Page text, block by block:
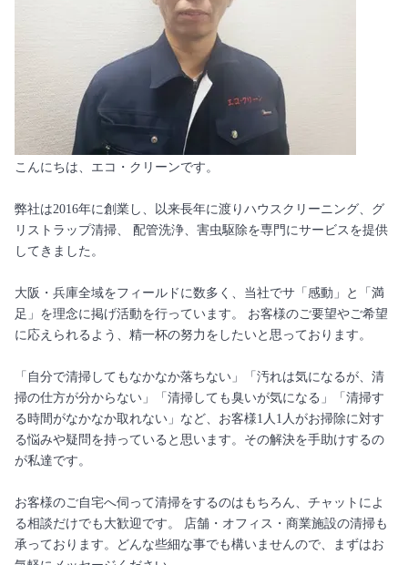
こんにちは、エコ・クリーンです。
弊社は2016年に創業し、以来長年に渡りハウスクリーニング、グ
リストラップ清掃、 配管洗浄、害虫駆除を専門にサービスを提供
してきました。
大阪・兵庫全域をフィールドに数多く、当社でサ「感動」と「満
足」を理念に掲げ活動を行っています。 お客様のご要望やご希望
に応えられるよう、精一杯の努力をしたいと思っております。
「自分で清掃してもなかなか落ちない」「汚れは気になるが、清
掃の仕方が分からない」「清掃しても臭いが気になる」「清掃す
る時間がなかなか取れない」など、お客様1人1人がお掃除に対す
る悩みや疑問を持っていると思います。その解決を手助けするの
が私達です。
お客様のご自宅へ伺って清掃をするのはもちろん、チャットによ
る相談だけでも大歓迎です。 店舗・オフィス・商業施設の清掃も
承っております。どんな些細な事でも構いませんので、まずはお